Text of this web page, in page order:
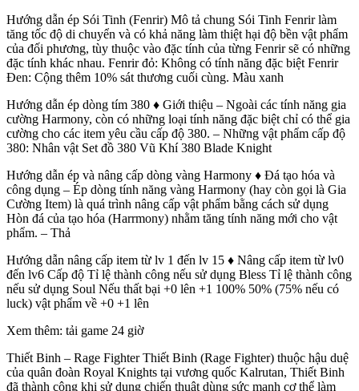
Hướng dẫn ép Sói Tinh (Fenrir) Mô tả chung Sói Tinh Fenrir làm
tăng tốc độ di chuyển và có khả năng làm thiệt hại độ bền vật phẩm
của đối phương, tùy thuộc vào đặc tính của từng Fenrir sẽ có những
đặc tính khác nhau. Fenrir đỏ: Không có tính năng đặc biệt Fenrir
Đen: Cộng thêm 10% sát thương cuối cùng. Màu xanh
Hướng dẫn ép dòng tím 380 ♦ Giới thiệu – Ngoài các tính năng gia
cường Harmony, còn có những loại tính năng đặc biệt chỉ có thể gia
cường cho các item yêu cầu cấp độ 380. – Những vật phẩm cấp độ
380: Nhân vật Set đồ 380 Vũ Khí 380 Blade Knight
Hướng dẫn ép và nâng cấp dòng vàng Harmony ♦ Đá tạo hóa và
công dụng – Ép dòng tính năng vàng Harmony (hay còn gọi là Gia
Cường Item) là quá trình nâng cấp vật phẩm bằng cách sử dụng
Hòn đá của tạo hóa (Harrmony) nhằm tăng tính năng mới cho vật
phẩm. – Thả
Hướng dẫn nâng cấp item từ lv 1 đến lv 15 ♦ Nâng cấp item từ lv0
đến lv6 Cấp độ Tỉ lệ thành công nếu sử dụng Bless Tỉ lệ thành công
nếu sử dụng Soul Nếu thất bại +0 lên +1 100% 50% (75% nếu có
luck) vật phẩm về +0 +1 lên
Xem thêm: tải game 24 giờ
Thiết Binh – Rage Fighter Thiết Binh (Rage Fighter) thuộc hậu duệ
của quân đoàn Royal Knights tại vương quốc Kalrutan, Thiết Binh
đã thành công khi sử dụng chiến thuật dùng sức mạnh cơ thể làm